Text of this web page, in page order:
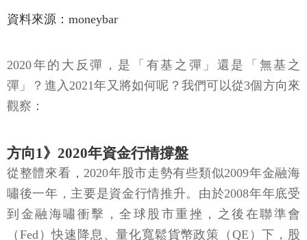
資料來源：moneybar
2020年的大反彈，是「有基之彈」還是「無基之
彈」？進入2021年又將如何呢？我們可以從3個方向來
觀察：
方向1》2020年資金行情撐盤
從整體來看，2020年股市走勢有些類似2009年金融海
嘯後一年，主要是資金行情推升。由於2008年年底受
到金融海嘯衝擊，全球股市重挫，之後在聯準會
（Fed）快速降息、量化寬鬆貨幣政策（QE）下，股